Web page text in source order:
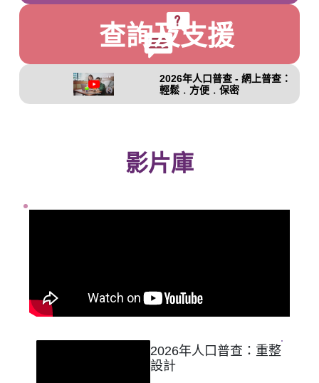
查詢及支援
2026年人口普查 - 網上普查：
輕鬆﹒方便﹒保密
影片庫
2026年人口普查：重整
設計